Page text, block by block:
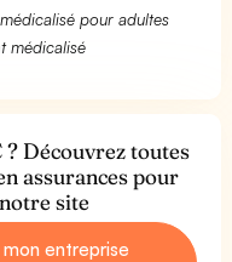
pour adultes
médicalisé
? Découvrez toutes
assurances pour
site
entreprise